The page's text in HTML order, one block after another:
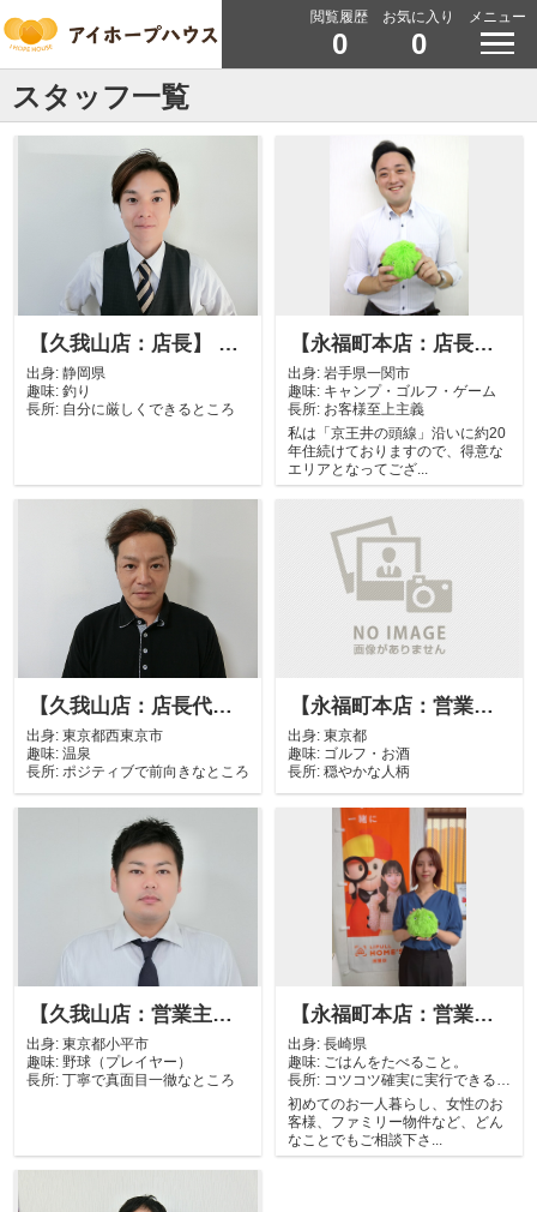
閲覧履歴
0
お気に入り
0
メニュー
スタッフ一覧
【久我山店：店長】 福嶋 健太
出身: 静岡県
趣味: 釣り
長所: 自分に厳しくできるところ
【永福町本店：店長】 佐々木 総
出身: 岩手県一関市
趣味: キャンプ・ゴルフ・ゲーム
長所: お客様至上主義
私は「京王井の頭線」沿いに約20
年住続けておりますので、得意な
エリアとなってござ...
【久我山店：店長代理】 新井 啓泰
出身: 東京都西東京市
趣味: 温泉
長所: ポジティブで前向きなところ
【永福町本店：営業】大木 智也
出身: 東京都
趣味: ゴルフ・お酒
長所: 穏やかな人柄
【久我山店：営業主任】 小山 幸紘
出身: 東京都小平市
趣味: 野球（プレイヤー）
長所: 丁寧で真面目一徹なところ
【永福町本店：営業】山口 愛加
出身: 長崎県
趣味: ごはんをたべること。
長所: コツコツ確実に実行できると
ころ。
初めてのお一人暮らし、女性のお
客様、ファミリー物件など、どん
なことでもご相談下さ...